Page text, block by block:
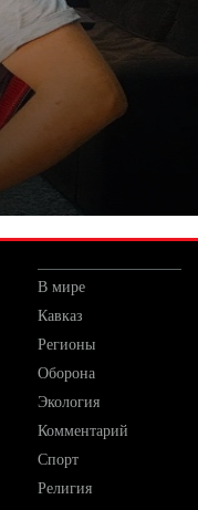
В мире
Кавказ
Регионы
Оборона
Экология
Комментарий
Спорт
Религия